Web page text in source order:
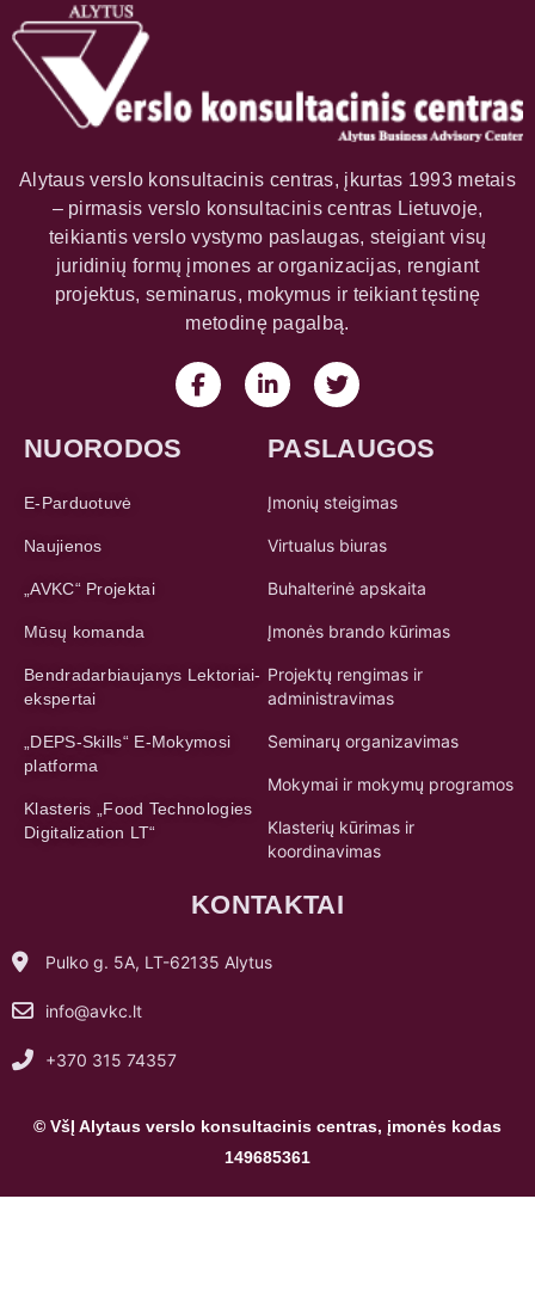
Alytaus verslo konsultacinis centras, įkurtas 1993 metais
– pirmasis verslo konsultacinis centras Lietuvoje,
teikiantis verslo vystymo paslaugas, steigiant visų
juridinių formų įmones ar organizacijas, rengiant
projektus, seminarus, mokymus ir teikiant tęstinę
metodinę pagalbą.
NUORODOS
E-Parduotuvė
Naujienos
„AVKC“ Projektai
Mūsų komanda
Bendradarbiaujanys Lektoriai-
ekspertai
„DEPS-Skills“ E-Mokymosi
platforma
Klasteris „Food Technologies
Digitalization LT“
PASLAUGOS
Įmonių steigimas
Virtualus biuras
Buhalterinė apskaita
Įmonės brando kūrimas
Projektų rengimas ir
administravimas
Seminarų organizavimas
Mokymai ir mokymų programos
Klasterių kūrimas ir
koordinavimas
KONTAKTAI
Pulko g. 5A, LT-62135 Alytus
info@avkc.lt
+370 315 74357
© VšĮ Alytaus verslo konsultacinis centras, įmonės kodas
149685361